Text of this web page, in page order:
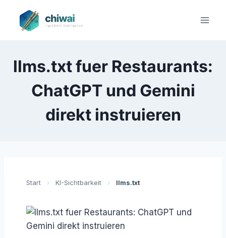
Inhalt
springen
llms.txt fuer Restaurants:
ChatGPT und Gemini
direkt instruieren
Start › KI-Sichtbarkeit › llms.txt